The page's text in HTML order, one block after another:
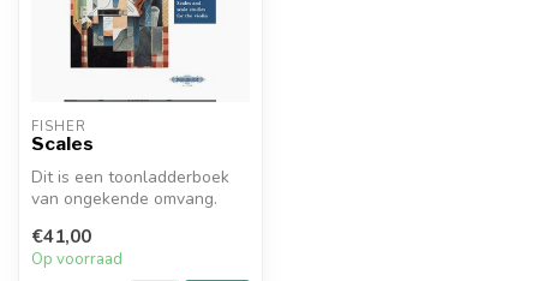
FISHER
Scales
Dit is een toonladderboek
van ongekende omvang.
geheel n...
€41,00
Op voorraad